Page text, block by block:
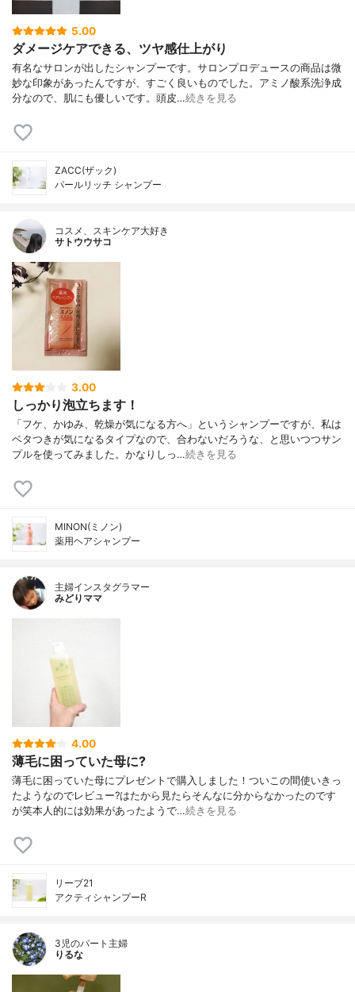
5.00
ダメージケアできる、ツヤ感仕上がり
有名なサロンが出したシャンプーです。サロンプロデュースの商品は微
妙な印象があったんですが、すごく良いものでした。アミノ酸系洗浄成
分なので、肌にも優しいです。頭皮…続きを見る
ZACC(ザック)
パールリッチ シャンプー
コスメ、スキンケア大好き
サトウウサコ
3.00
しっかり泡立ちます！
「フケ、かゆみ、乾燥が気になる方へ」というシャンプーですが、私は
ベタつきが気になるタイプなので、合わないだろうな、と思いつつサン
プルを使ってみました。かなりしっ…続きを見る
MINON(ミノン)
薬用ヘアシャンプー
主婦インスタグラマー
みどりママ
4.00
薄毛に困っていた母に?
薄毛に困っていた母にプレゼントで購入しました！ついこの間使いきっ
たようなのでレビュー?はたから見たらそんなに分からなかったのです
が笑本人的には効果があったようで…続きを見る
リーブ21
アクティシャンプーR
3児のパート主婦
りるな